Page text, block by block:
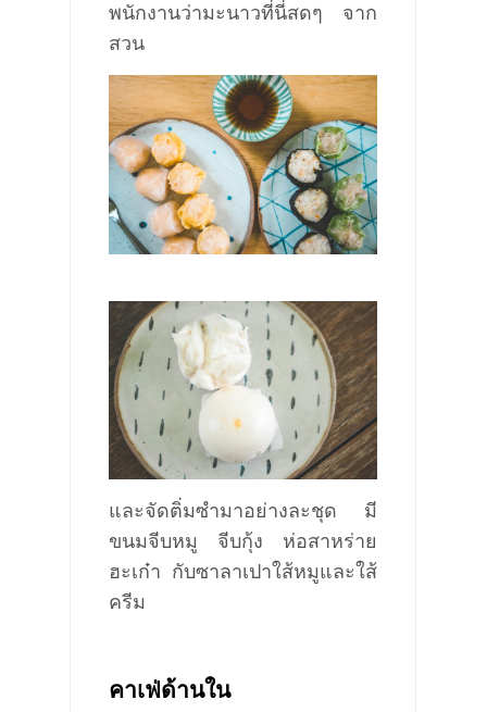
พนักงานว่ามะนาวที่นี่สดๆ จาก
สวน
และจัดติ่มซำมาอย่างละชุด มี
ขนมจีบหมู จีบกุ้ง ห่อสาหร่าย
ฮะเก๋า กับซาลาเปาใส้หมูและใส้
ครีม
คาเฟ่ด้านใน